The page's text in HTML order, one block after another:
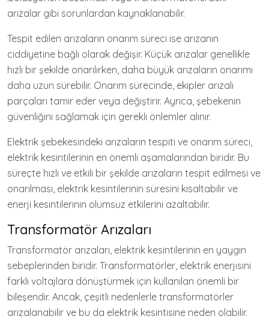
arızalar gibi sorunlardan kaynaklanabilir.
Tespit edilen arızaların onarım süreci ise arızanın
ciddiyetine bağlı olarak değişir. Küçük arızalar genellikle
hızlı bir şekilde onarılırken, daha büyük arızaların onarımı
daha uzun sürebilir. Onarım sürecinde, ekipler arızalı
parçaları tamir eder veya değiştirir. Ayrıca, şebekenin
güvenliğini sağlamak için gerekli önlemler alınır.
Elektrik şebekesindeki arızaların tespiti ve onarım süreci,
elektrik kesintilerinin en önemli aşamalarından biridir. Bu
süreçte hızlı ve etkili bir şekilde arızaların tespit edilmesi ve
onarılması, elektrik kesintilerinin süresini kısaltabilir ve
enerji kesintilerinin olumsuz etkilerini azaltabilir.
Transformatör Arızaları
Transformatör arızaları, elektrik kesintilerinin en yaygın
sebeplerinden biridir. Transformatörler, elektrik enerjisini
farklı voltajlara dönüştürmek için kullanılan önemli bir
bileşendir. Ancak, çeşitli nedenlerle transformatörler
arızalanabilir ve bu da elektrik kesintisine neden olabilir.